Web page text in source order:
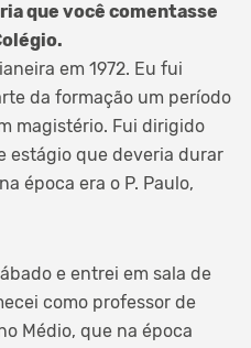
que você comentasse
em 1972. Eu fui
da formação um período
magistério. Fui dirigido
estágio que deveria durar
época era o P. Paulo,
e entrei em sala de
como professor de
Médio, que na época